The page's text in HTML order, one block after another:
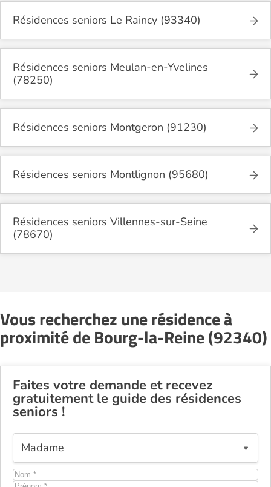
Résidences seniors Le Raincy (93340)
Résidences seniors Meulan-en-Yvelines
(78250)
Résidences seniors Montgeron (91230)
Résidences seniors Montlignon (95680)
Résidences seniors Villennes-sur-Seine
(78670)
Vous recherchez une résidence à
proximité de Bourg-la-Reine (92340)
Faites votre demande et recevez
gratuitement le guide des résidences
seniors !